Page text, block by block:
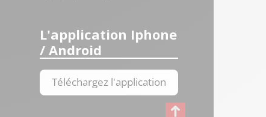
L'application Iphone
/ Android
Téléchargez l'application